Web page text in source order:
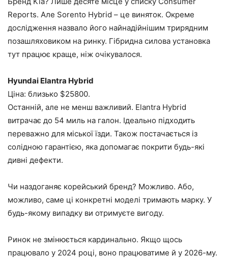
Reports. Але Sorento Hybrid – це виняток. Окреме
дослідження назвало його найнадійнішим трирядним
позашляховиком на ринку. Гібридна силова установка
тут працює краще, ніж очікувалося.
Hyundai Elantra Hybrid
Ціна: близько $25800.
Останній, але не менш важливий. Elantra Hybrid
витрачає до 54 миль на галон. Ідеально підходить
переважно для міської їзди. Також постачається із
солідною гарантією, яка допомагає покрити будь-які
дивні дефекти.
Чи наздоганяє корейський бренд? Можливо. Або,
можливо, саме ці конкретні моделі тримають марку. У
будь-якому випадку ви отримуєте вигоду.
Ринок не змінюється кардинально. Якщо щось
працювало у 2024 році, воно працюватиме й у 2026-му.